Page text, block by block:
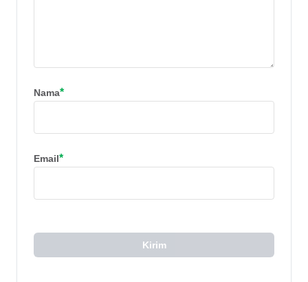
Nama*
Email*
Kirim